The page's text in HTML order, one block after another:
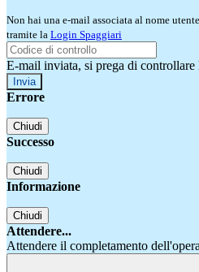
Non hai una e-mail associata al nome
tramite la Login Spaggiari
E-mail inviata, si prega di controllare
Errore
Chiudi
Successo
Chiudi
Informazione
Chiudi
Attendere...
Attendere il completamento